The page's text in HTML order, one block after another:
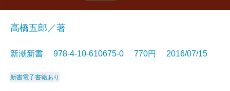
高橋五郎／著
新潮新書 978-4-10-610675-0 770円 2016/07/15
新書電子書籍あり